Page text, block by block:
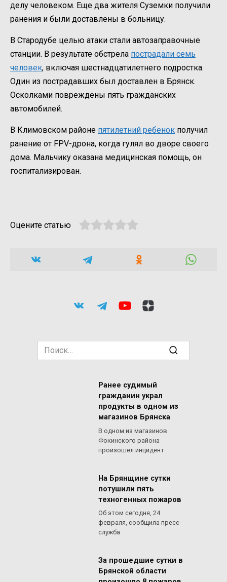
делу человеком. Еще два жителя Суземки получили
ранения и были доставлены в больницу.
В Стародубе целью атаки стали автозаправочные
станции. В результате обстрела пострадали семь
человек, включая шестнадцатилетнего подростка.
Один из пострадавших был доставлен в Брянск.
Осколками повреждены пять гражданских
автомобилей.
В Климовском районе пятилетний ребенок получил
ранение от FPV-дрона, когда гулял во дворе своего
дома. Мальчику оказана медицинская помощь, он
госпитализирован.
Оцените статью
Search
for:
Ранее судимый
гражданин украл
продукты в одном из
магазинов Брянска
В одном из магазинов
Фокинского района
произошел инцидент
На Брянщине сутки
потушили пять
техногенных пожаров
Об этом сегодня, 24
февраля, сообщила пресс-
служба
За прошедшие сутки в
Брянской области